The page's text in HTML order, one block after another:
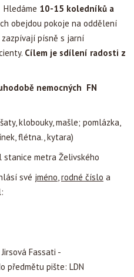
Hledáme 10-15 koledníků a
obejdou pokoje na oddělení
písně s jarní
Cílem je sdílení radosti z
nemocných FN
klobouky, mašle; pomlázka,
flétna., kytara)
stanice metra Želivského
své jméno,rodné číslo a
Fassati -
předmětu pište: LDN